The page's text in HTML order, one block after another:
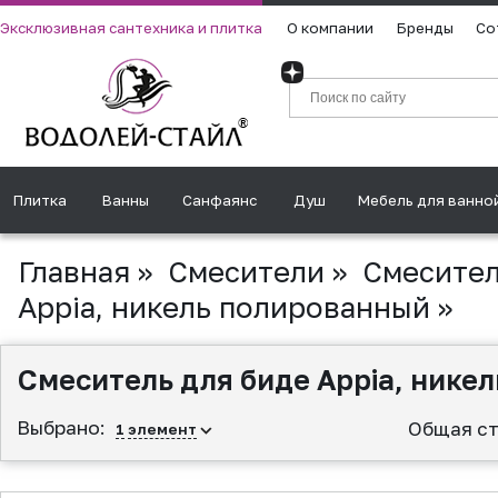
Эксклюзивная сантехника и плитка О компании Бренды
Плитка Ванны Санфаянс Душ Мебель для
Главная » Смесители »
Appia, никель полированный »
Смеситель для биде Appia,
Выбрано: 1 элемент Общая